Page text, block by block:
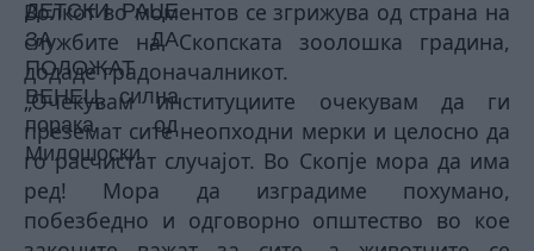
Волкот во моментов се згрижува од страна на
службите на Скопската зоолошка градина,
додаде градоначалникот.
„Очекувам институциите очекувам да ги
преземат сите неопходни мерки и целосно да
го расчистат случајот. Во Скопје мора да има
ред! Мора да изградиме похумано,
побезбедно и одговорно општество во кое